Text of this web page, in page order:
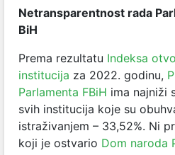
Netransparentnost rada
BiH
Prema rezultatu Indeksa
institucija za 2022. godinu,
Parlamenta FBiH ima najniži
svih institucija koje su
istraživanjem – 33,52%. Ni
koji je ostvario Dom naroda